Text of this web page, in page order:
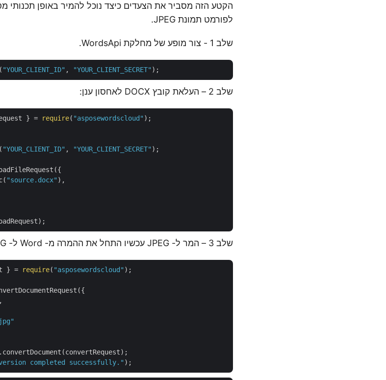
לפורמט תמונת JPEG.
שלב 1 - צור מופע של מחלקת WordsApi.
"YOUR_CLIENT_ID" , "YOUR_CLIENT_SECRET"
שלב 2 – העלאת קובץ DOCX לאחסון ענן:
} = require( "asposewordscloud"
"YOUR_CLIENT_ID" , "YOUR_CLIENT_SECRET" );
"source.docx" ),
שלב 3 – המר ל- JPEG עכשיו התחל את ההמרה מ- Word ל- JPG:
} = require( "asposewordscloud" );
,
completed successfully."